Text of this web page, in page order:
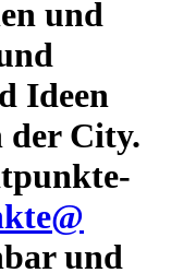
und
Ideen
der City.
und